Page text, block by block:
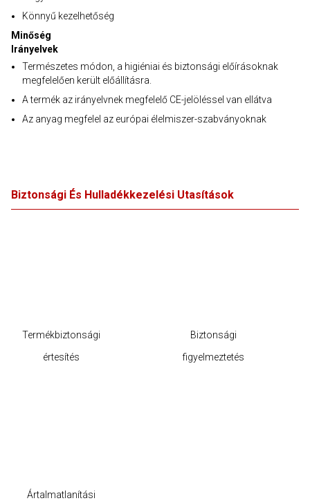
Könnyű kezelhetőség
Minőség
Irányelvek
Természetes módon, a higiéniai és biztonsági előírásoknak
megfelelően került előállításra.
A termék az irányelvnek megfelelő CE-jelöléssel van ellátva
Az anyag megfelel az európai élelmiszer-szabványoknak
Biztonsági És Hulladékkezelési Utasítások
Termékbiztonsági
értesítés
Biztonsági
figyelmeztetés
Ártalmatlanítási